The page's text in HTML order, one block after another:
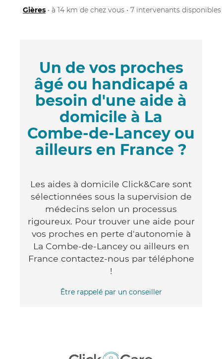
Gières • à 14 km de chez vous • 7 intervenants disponibles
Un de vos proches
âgé ou handicapé a
besoin d'une aide à
domicile à La
Combe-de-Lancey ou
ailleurs en France ?
Les aides à domicile Click&Care sont
sélectionnées sous la supervision de
médecins selon un processus
rigoureux. Pour trouver une aide pour
vos proches en perte d'autonomie à
La Combe-de-Lancey ou ailleurs en
France contactez-nous par téléphone
!
Être rappelé par un conseiller